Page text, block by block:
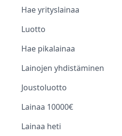
Hae yrityslainaa
Luotto
Hae pikalainaa
Lainojen yhdistäminen
Joustoluotto
Lainaa 10000€
Lainaa heti